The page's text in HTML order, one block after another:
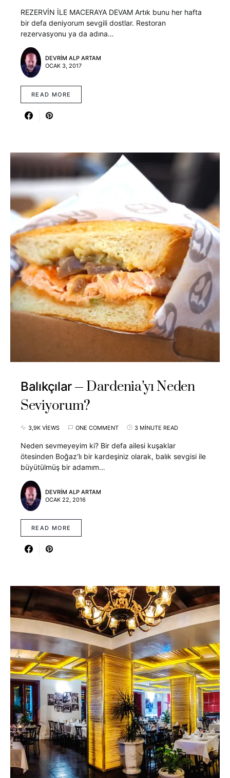
REZERVİN İLE MACERAYA DEVAM Artık bunu her hafta
bir defa deniyorum sevgili dostlar. Restoran
rezervasyonu ya da adına…
DEVRIM ALP ARTAM
OCAK 3, 2017
READ MORE
Balıkçılar
Dardenia’yı Neden
Seviyorum?
3,9K VIEWS ONE COMMENT 3 MINUTE READ
Neden sevmeyeyim ki? Bir defa ailesi kuşaklar
ötesinden Boğaz‘lı bir kardeşiniz olarak, balık sevgisi ile
büyütülmüş bir adamım…
DEVRIM ALP ARTAM
OCAK 22, 2016
READ MORE